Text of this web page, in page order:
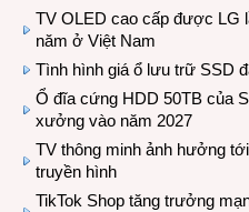
TV OLED cao cấp được LG
năm ở Việt Nam
Tình hình giá ổ lưu trữ SSD
Ổ đĩa cứng HDD 50TB của
xưởng vào năm 2027
TV thông minh ảnh hưởng
truyền hình
TikTok Shop tăng trưởng